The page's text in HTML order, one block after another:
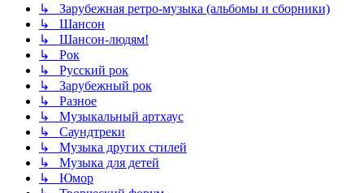
↳ Зарубежная ретро-музыка (альбомы и сборники)
↳ Шансон
↳ Шансон-людям!
↳ Рок
↳ Русский рок
↳ Зарубежный рок
↳ Разное
↳ Музыкальный артхаус
↳ Саундтреки
↳ Музыка других стилей
↳ Музыка для детей
↳ Юмор